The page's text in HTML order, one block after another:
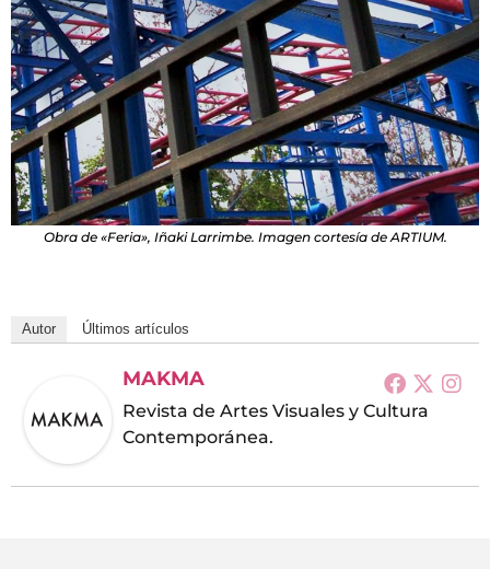
Obra de «Feria», Iñaki Larrimbe. Imagen cortesía de ARTIUM.
Autor Últimos artículos
MAKMA
Revista de Artes Visuales y Cultura
Contemporánea.